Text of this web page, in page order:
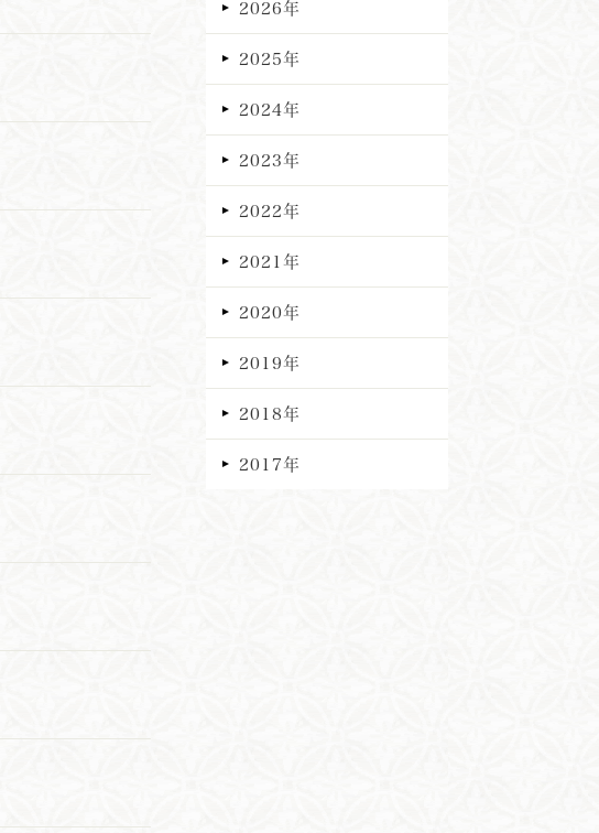
2026年
2025年
2024年
2023年
2022年
2021年
2020年
2019年
2018年
2017年